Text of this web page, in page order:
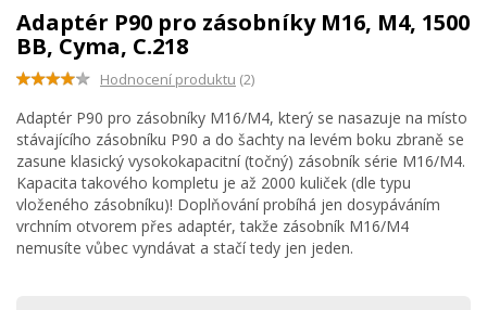
Adaptér P90 pro zásobníky M16, M4, 1500
BB, Cyma, C.218
Hodnocení produktu (2)
Adaptér P90 pro zásobníky M16/M4, který se nasazuje na místo
stávajícího zásobníku P90 a do šachty na levém boku zbraně se
zasune klasický vysokokapacitní (točný) zásobník série M16/M4.
Kapacita takového kompletu je až 2000 kuliček (dle typu
vloženého zásobníku)! Doplňování probíhá jen dosypáváním
vrchním otvorem přes adaptér, takže zásobník M16/M4
nemusíte vůbec vyndávat a stačí tedy jen jeden.